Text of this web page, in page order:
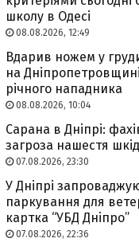
школу в Одесі
08.08.2026, 12:49
Вдарив ножем у
на
річного нападника
08.08.2026, 10:04
Сарана в Дніпрі:
загроза нашестя
07.08.2026, 23:30
У Дніпрі
паркування для
картка “УБД Дніпро”
07.08.2026, 22:36